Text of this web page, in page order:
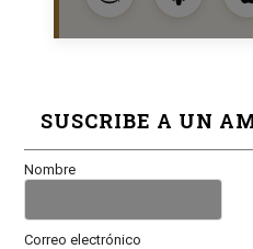
SUSCRIBE A UN
Nombre
Correo electrónico